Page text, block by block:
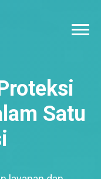
Satu